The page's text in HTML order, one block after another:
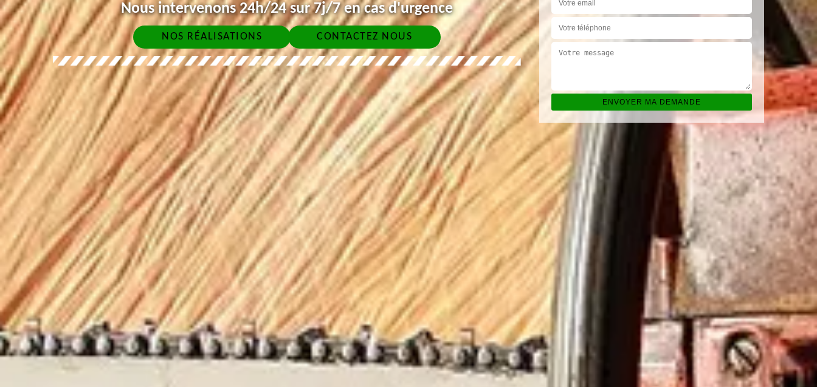
Nous intervenons 24h/24 sur 7j/7 en cas d'urgence
NOS RÉALISATIONS CONTACTEZ NOUS